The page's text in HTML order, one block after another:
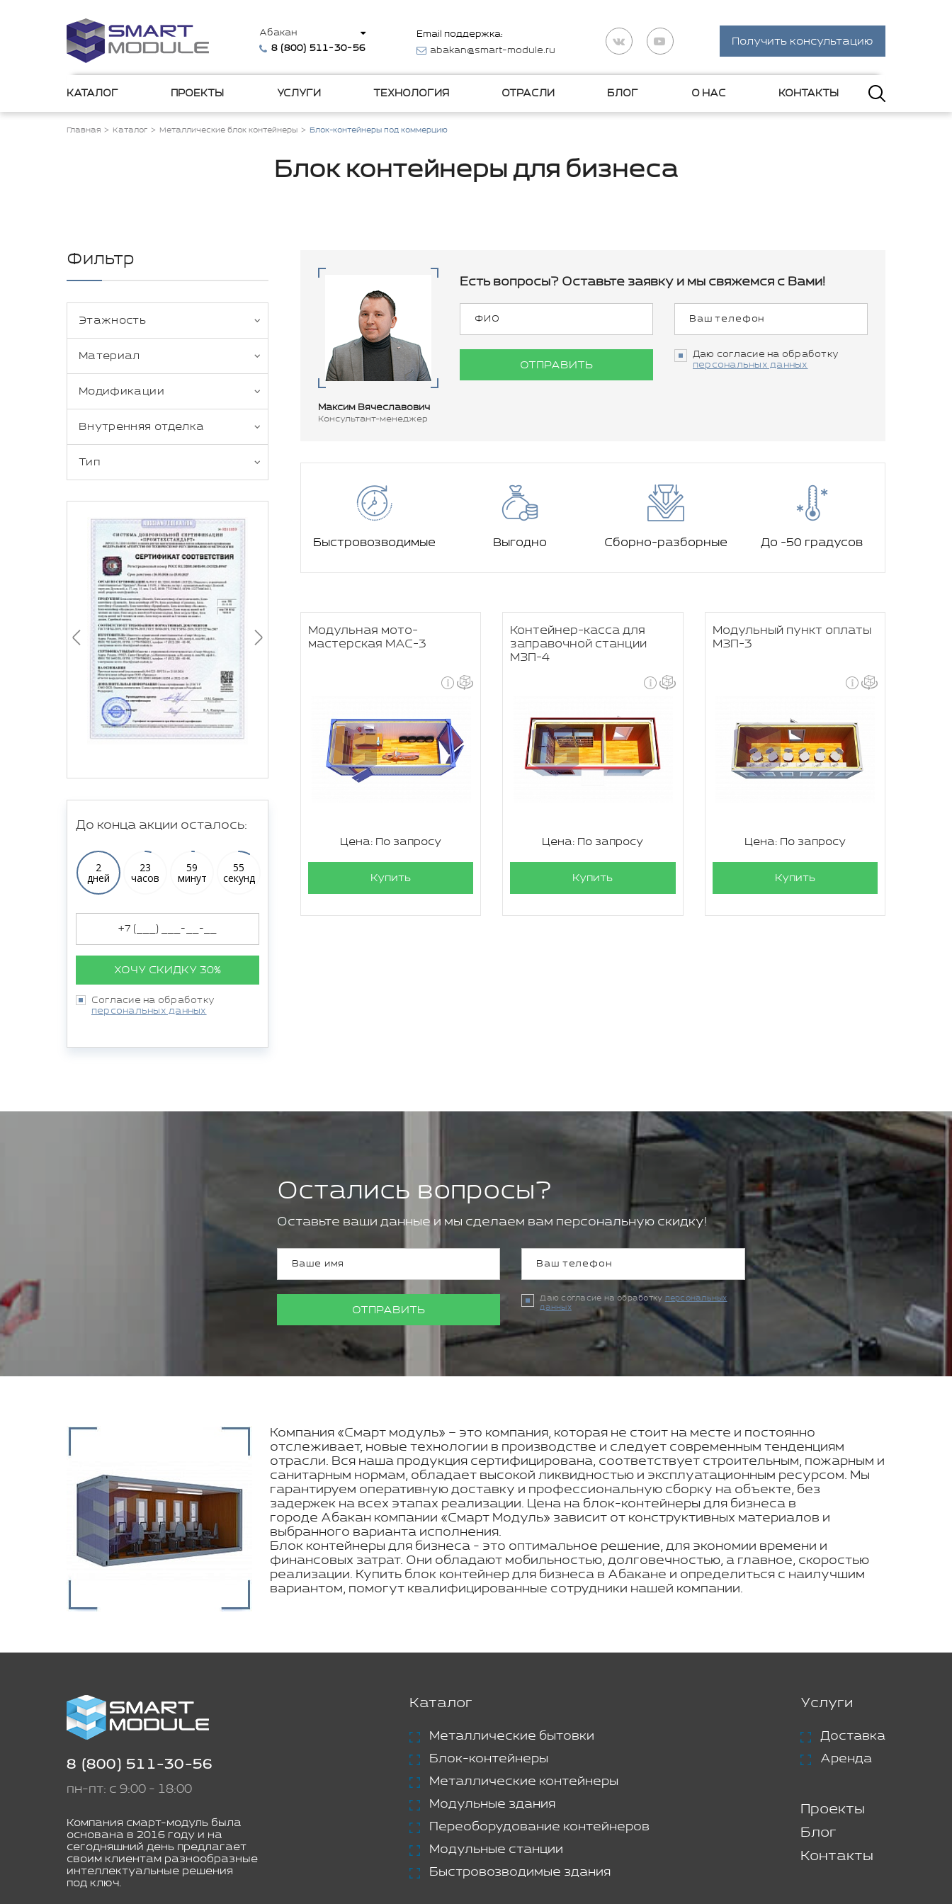
Абакан
8 (800) 511-30-56
Email поддержка:
abakan@smart-module.ru
Получить консультацию
КАТАЛОГ ПРОЕКТЫ УСЛУГИ ТЕХНОЛОГИЯ ОТРАСЛИ БЛОГ О НАС КОНТАКТЫ
Главная Каталог Металлические блок контейнеры Блок-контейнеры под коммерцию
Блок контейнеры для бизнеса
Фильтр
Этажность
Материал
Модификации
Внутренняя отделка
Тип
До конца акции осталось:
2
дней
23
часов
59
минут
54
секунд
ХОЧУ СКИДКУ 30%
Согласие на обработку
персональных данных
Максим Вячеславович
Консультант-менеджер
Есть вопросы? Оставьте заявку и мы свяжемся с Вами!
ОТПРАВИТЬ
Даю согласие на обработку
персональных данных
Быстровозводимые Выгодно Сборно-разборные До -50 градусов
Модульная мото-
мастерская МАС-3
Цена: По запросу
Купить
Контейнер-касса для
заправочной станции
МЗП-4
Цена: По запросу
Купить
Модульный пункт оплаты
МЗП-3
Цена: По запросу
Купить
Остались вопросы?
Оставьте ваши данные и мы сделаем вам персональную скидку!
ОТПРАВИТЬ
Даю согласие на обработку персональных
данных
Компания «Смарт модуль» – это компания, которая не стоит на месте и постоянно
отслеживает, новые технологии в производстве и следует современным тенденциям
отрасли. Вся наша продукция сертифицирована, соответствует строительным, пожарным и
санитарным нормам, обладает высокой ликвидностью и эксплуатационным ресурсом. Мы
гарантируем оперативную доставку и профессиональную сборку на объекте, без
задержек на всех этапах реализации. Цена на блок-контейнеры для бизнеса в
городе Абакан компании «Смарт Модуль» зависит от конструктивных материалов и
выбранного варианта исполнения.
Блок контейнеры для бизнеса - это оптимальное решение, для экономии времени и
финансовых затрат. Они обладают мобильностью, долговечностью, а главное, скоростью
реализации. Купить блок контейнер для бизнеса в Абакане и определиться с наилучшим
вариантом, помогут квалифицированные сотрудники нашей компании.
8 (800) 511-30-56
пн-пт: с 9:00 - 18:00
Компания смарт-модуль была
основана в 2016 году и на
сегодняшний день предлагает
своим клиентам разнообразные
интеллектуальные решения
под ключ.
Каталог
Металлические бытовки
Блок-контейнеры
Металлические контейнеры
Модульные здания
Переоборудование контейнеров
Модульные станции
Быстровозводимые здания
Услуги
Доставка
Аренда
Проекты
Блог
Контакты